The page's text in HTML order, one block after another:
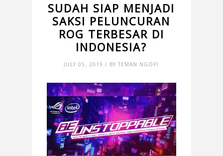
SUDAH SIAP MENJADI
SAKSI PELUNCURAN
ROG TERBESAR DI
INDONESIA?
JULY 05, 2019 / BY TEMAN NGOPI